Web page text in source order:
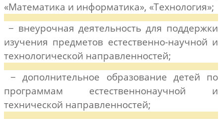
«Математика и информатика», «Технология»;
− внеурочная деятельность для поддержки
изучения предметов естественно-научной и
технологической направленностей;
− дополнительное образование детей по
программам естественнонаучной и
технической направленностей;